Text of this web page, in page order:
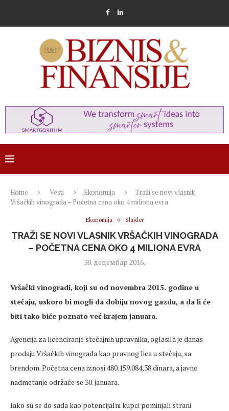
Home Vesti Ekonomija
Traži se novi vlasnik
Vršačkih vinograda – Početna cena oko 4 miliona evra
Ekonomija Slajder
TRAŽI SE NOVI VLASNIK VRŠAČKIH VINOGRADA
– POČETNA CENA OKO 4 MILIONA EVRA
30. децембар 2016.
Vršački vinogradi, koji su od novembra 2015. godine u
stečaju, uskoro bi mogli da dobiju novog gazdu, a da li će
biti tako biće poznato već krajem januara.
Agencija za licenciranje stečajnih upravnika, oglasila je danas
prodaju Vršačkih vinograda kao pravnog lica u stečaju, sa
brendom. Početna cena iznosi 480.159.084,38 dinara, a javno
nadmetanje održaće se 30. januara.
Iako su se do sada kao potencijalni kupci pominjali strani